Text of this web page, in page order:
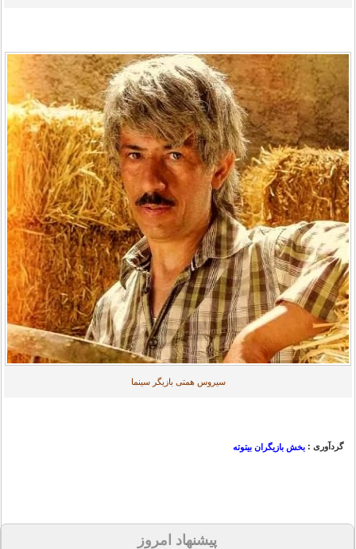
سیروس همتی بازیگر سینما
گردآوری : بخش بازیگران بیتوته
پیشنهاد امروز